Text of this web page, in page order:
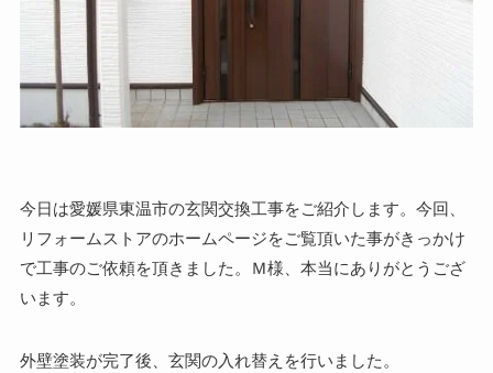
今日は愛媛県東温市の玄関交換工事をご紹介します。今回、
リフォームストアのホームページをご覧頂いた事がきっかけ
で工事のご依頼を頂きました。Ｍ様、本当にありがとうござ
います。
外壁塗装が完了後、玄関の入れ替えを行いました。